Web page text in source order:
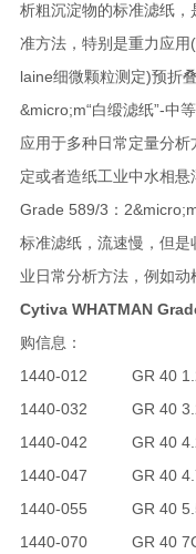
析粗沉淀物的标准滤纸
准方法，特别是重力应
laine细微颗粒测定)预折
&micro;m“白缎滤纸”-中
应用于多种日常定量分
定或者造纸工业中水相
Grade 589/3：
标准滤纸，流速慢，但
业日常分析方法，例如动
Cytiva WHATMAN
购信息：
1440-012
GR 40
1440-032
GR 40
1440-042
GR 40
1440-047
GR 40
1440-055
GR 40
1440-070
GR 40